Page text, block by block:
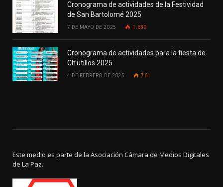
Cronograma de actividades de la Festividad
de San Bartolomé 2025
7 DE MAYO DE 2025 1.639
Cronograma de actividades para la fiesta de
Ch’utillos 2025
4 DE FEBRERO DE 2025 761
Este medio es parte de la Asociación Cámara de Medios Digitales
de La Paz.